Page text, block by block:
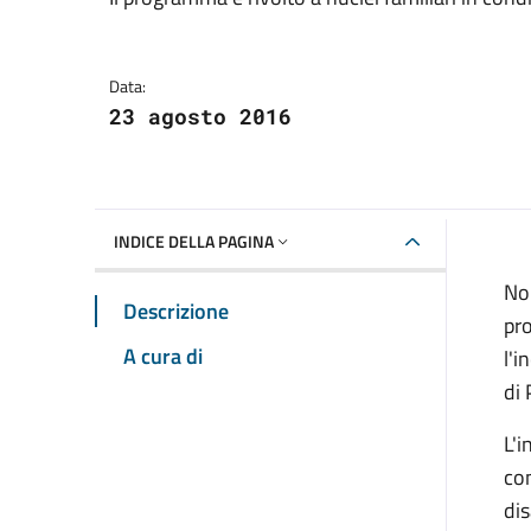
Data:
23 agosto 2016
INDICE DELLA PAGINA
Descrizione
A cura di
di